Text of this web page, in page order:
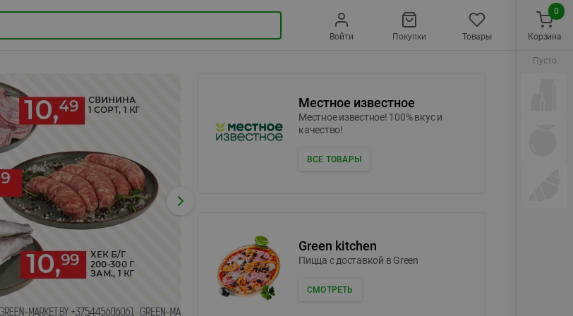
Войти Покупки Товары
Местное известное
Местное известное! 100% вкус и
качество!
ВСЕ ТОВАРЫ
Green kitchen
Пицца c доставкой в Green
СМОТРЕТЬ
Корзина
0
Пусто